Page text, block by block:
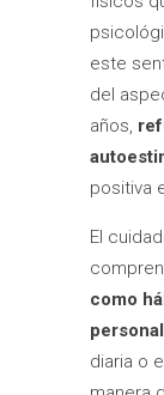
este
del
años,
positiva
El
como
diaria o